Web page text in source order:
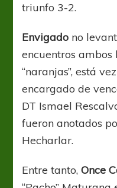
triunfo 3-2.
Envigado no
encuentros
“naranjas”, está vez
encargado de
DT Ismael
fueron anotados
Hecharlar.
Entre tanto,Once